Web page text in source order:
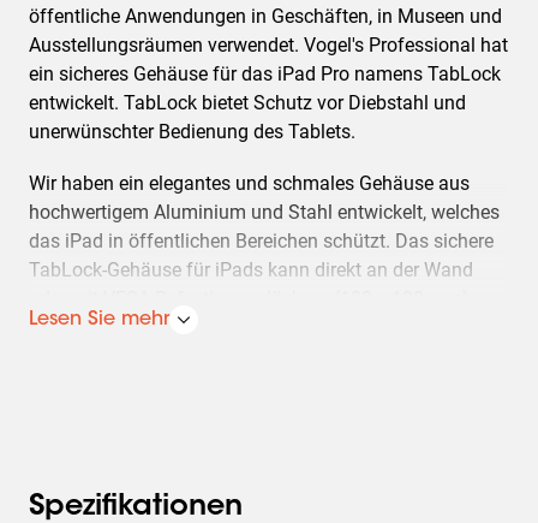
öffentliche Anwendungen in Geschäften, in Museen und
Ausstellungsräumen verwendet. Vogel's Professional hat
ein sicheres Gehäuse für das iPad Pro namens TabLock
entwickelt. TabLock bietet Schutz vor Diebstahl und
unerwünschter Bedienung des Tablets.
Wir haben ein elegantes und schmales Gehäuse aus
hochwertigem Aluminium und Stahl entwickelt, welches
das iPad in öffentlichen Bereichen schützt. Das sichere
TabLock-Gehäuse für iPads kann direkt an der Wand
allen VESA-kompatiblen Haltern von Vogel's befestigt
Informationen hierzu erhalten Sie auf unserer Website.
Lesen Sie mehr
Spezifikationen